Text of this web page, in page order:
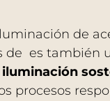
de
de es también
iluminación
procesos